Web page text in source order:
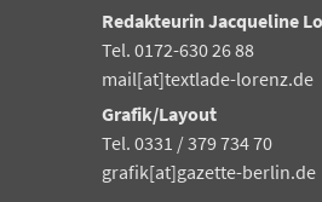
Redakteurin Jacqueline
Tel. 0172-630 26 88
mail[at]textlade-lorenz.de
Grafik/Layout
Tel. 0331 / 379 734 70
grafik[at]gazette-berlin.de